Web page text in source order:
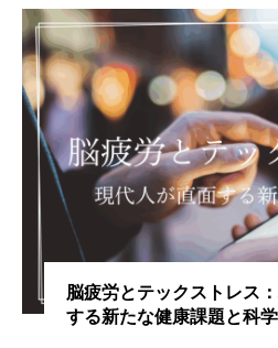
脳疲労とテックストレス
する新たな健康課題と科